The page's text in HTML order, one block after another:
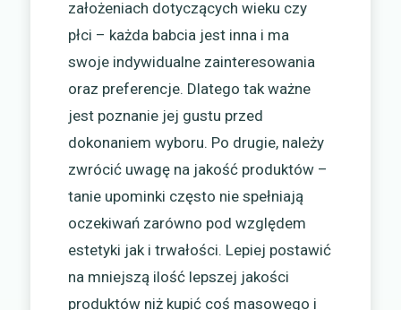
założeniach dotyczących wieku czy
płci – każda babcia jest inna i ma
swoje indywidualne zainteresowania
oraz preferencje. Dlatego tak ważne
jest poznanie jej gustu przed
dokonaniem wyboru. Po drugie, należy
zwrócić uwagę na jakość produktów –
tanie upominki często nie spełniają
oczekiwań zarówno pod względem
estetyki jak i trwałości. Lepiej postawić
na mniejszą ilość lepszej jakości
produktów niż kupić coś masowego i